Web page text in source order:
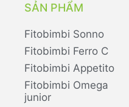
SẢN PHẨM
Fitobimbi Sonno
Fitobimbi Ferro C
Fitobimbi Appetito
Fitobimbi Omega
junior